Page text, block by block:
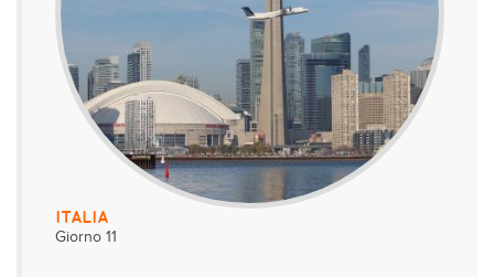
ITALIA
Giorno 11